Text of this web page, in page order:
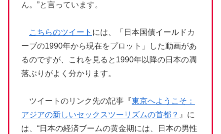
ん。”と言っています。
こちらのツイート には、「日本国債イールドカ
ーブの1990年から現在をプロット」した動画があ
るのですが、これを見ると1990年以降の日本の凋
落ぶりがよく分かります。
ツイートのリンク先の記事『東京へようこそ：
アジアの新しいセックスツーリズムの首都？ 』に
は、“日本の経済ブームの黄金期には、日本の男性